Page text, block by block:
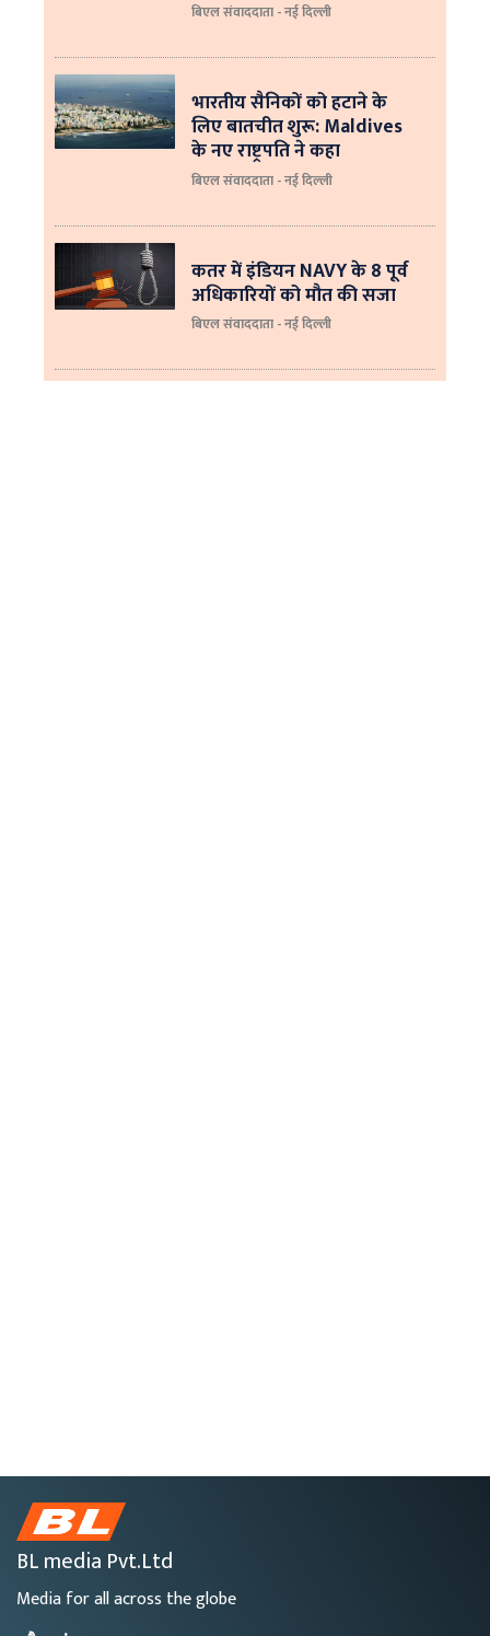
बिएल संवाददाता - नई दिल्ली
भारतीय सैनिकों को हटाने के
लिए बातचीत शुरू: Maldives
के नए राष्ट्रपति ने कहा
बिएल संवाददाता - नई दिल्‍ली
कतर में इंडियन NAVY के 8 पूर्व
अधिकारियों को मौत की सजा
बिएल संवाददाता - नई दिल्ली
BL media Pvt.Ltd
Media for all across the globe